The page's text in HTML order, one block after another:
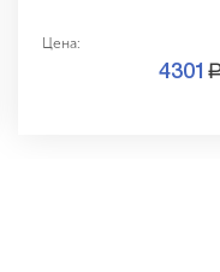
Цена:
4301